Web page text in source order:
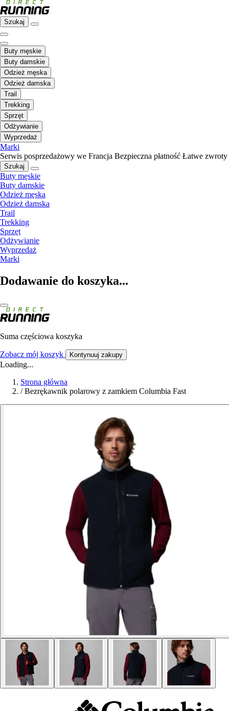
Szukaj
Buty męskie
Buty damskie
Odzież męska
Odzież damska
Trail
Trekking
Sprzęt
Odżywianie
Wyprzedaż
Marki
Serwis posprzedażowy we Francja Bezpieczna płatność Łatwe zwroty
Szukaj
Buty męskie
Buty damskie
Odzież męska
Odzież damska
Trail
Trekking
Sprzęt
Odżywianie
Wyprzedaż
Marki
Dodawanie do koszyka...
Suma częściowa koszyka
Zobacz mój koszyk Kontynuuj zakupy
Loading...
Strona główna
/ Bezrękawnik polarowy z zamkiem Columbia Fast